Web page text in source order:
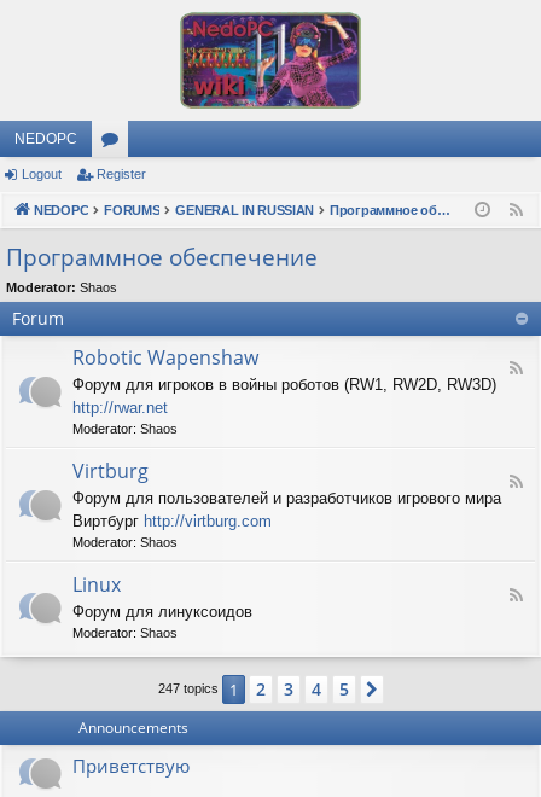
NEDOPC
or
u
s
Logout Register
NEDOPC FORUMS GENERAL IN RUSSIAN Программное обеспечение
Программное обеспечение
Moderator: Shaos
Forum
F
o
i
W
e
h
Robotic Wapenshaw
Форум для игроков в войны роботов (RW1, RW2D, RW3D)
http://rwar.net
Moderator: Shaos
F
b
g
Virtburg
Форум для пользователей и разработчиков игрового мира
Виртбург http://virtburg.com
Moderator: Shaos
F
i
u
Linux
Форум для линуксоидов
Moderator: Shaos
247 topics 1 2 3 4 5
Announcements
Приветствую